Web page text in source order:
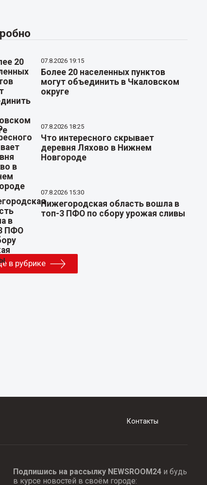
07.8.2026 19:15
Более 20 населенных пунктов
могут объединить в Чкаловском
округе
07.8.2026 18:25
Что интересного скрывает
деревня Ляхово в Нижнем
Новгороде
07.8.2026 15:30
Нижегородская область вошла в
топ-3 ПФО по сбору урожая сливы
в рубрике
Контакты
Подпишись на рассылку NEWSROOM24и будь
в курсе новостей в своём городе: